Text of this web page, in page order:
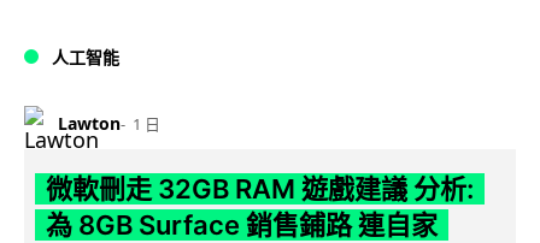
人工智能
Lawton 1 日
微軟刪走 32GB RAM 遊戲建議 分析:
為 8GB Surface 銷售鋪路 連自家